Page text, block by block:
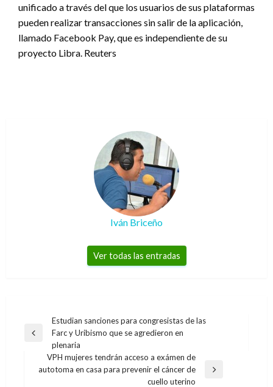
unificado a través del que los usuarios de sus plataformas
pueden realizar transacciones sin salir de la aplicación,
llamado Facebook Pay, que es independiente de su
proyecto Libra. Reuters
Iván Briceño
Ver todas las entradas
Navegación
de
entradas
Entrada
anterior
Estudian sanciones para congresistas de las
Farc y Uribismo que se agredieron en
plenaria
Entrada
VPH mujeres tendrán acceso a exámen de
autotoma en casa para prevenir el cáncer de
cuello uterino